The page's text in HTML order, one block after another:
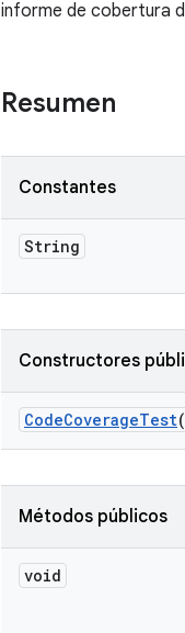
informe de cobertura
Resumen
Constantes
String
Constructores
CodeCoverageTest
Métodos públicos
void